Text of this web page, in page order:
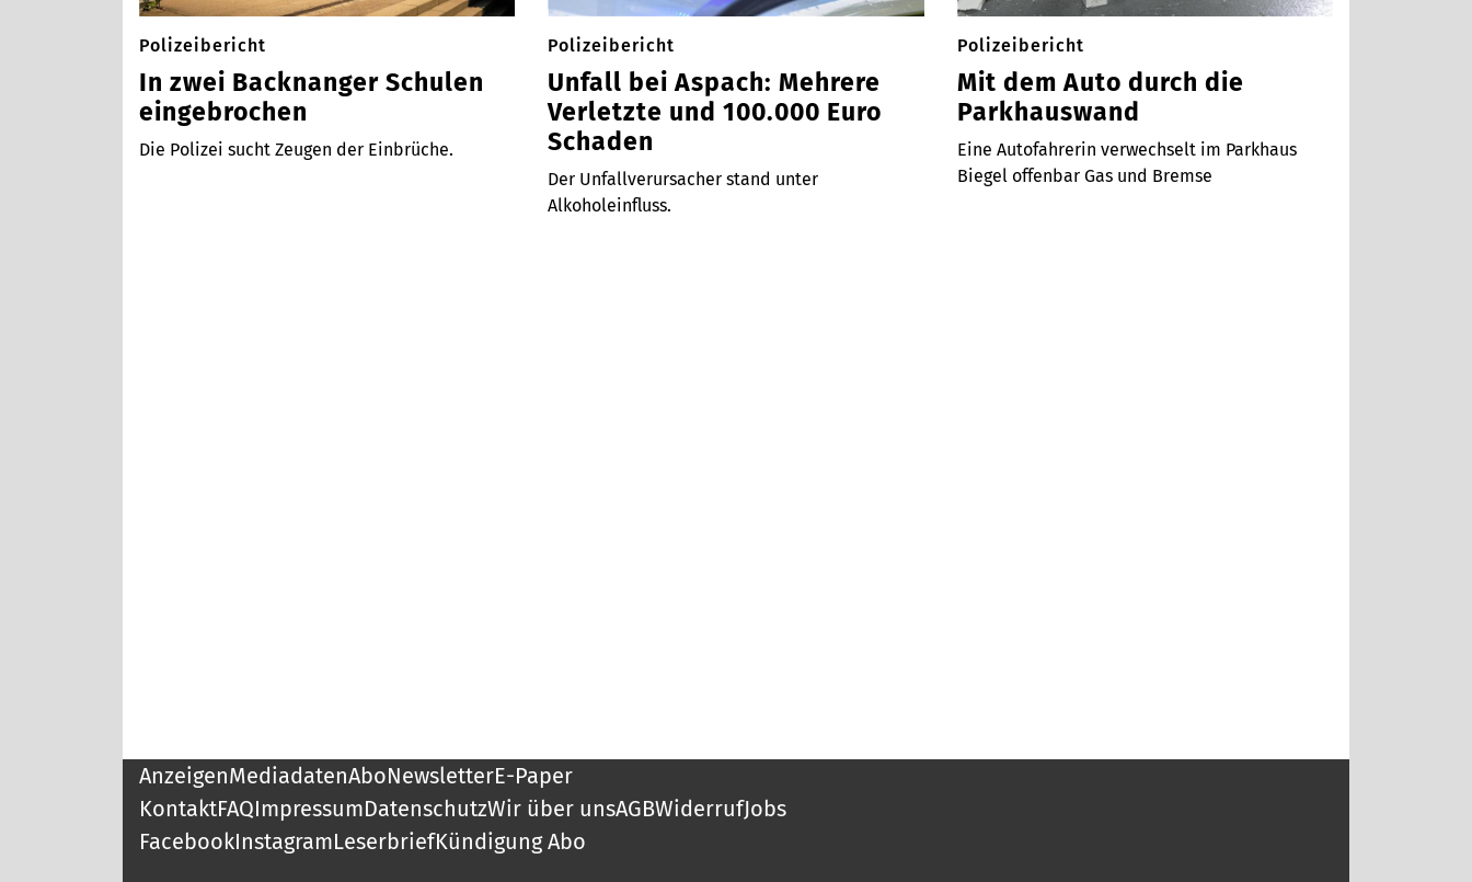
Polizeibericht
In zwei Backnanger Schulen
eingebrochen
Die Polizei sucht Zeugen der Einbrüche.
Polizeibericht
Unfall bei Aspach: Mehrere
Verletzte und 100.000 Euro
Schaden
Der Unfallverursacher stand unter
Alkoholeinfluss.
Polizeibericht
Mit dem Auto durch die
Parkhauswand
Eine Autofahrerin verwechselt im Parkhaus
Biegel offenbar Gas und Bremse
AnzeigenMediadatenAboNewsletterE-Paper
KontaktFAQImpressumDatenschutzWir über unsAGBWiderrufJobs
FacebookInstagramLeserbriefKündigung Abo